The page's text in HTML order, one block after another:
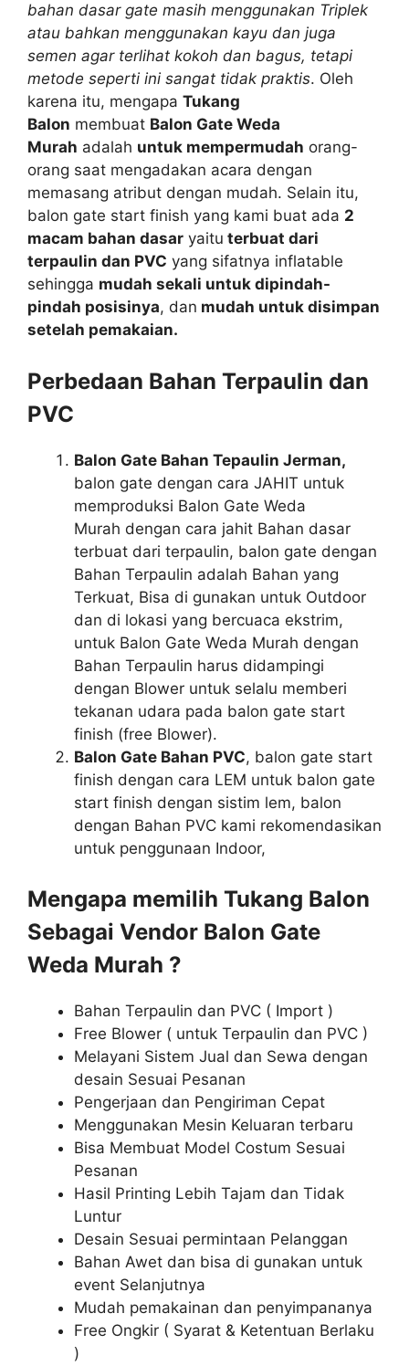
bahan dasar gate masih menggunakan Triplek
atau bahkan menggunakan kayu dan juga
semen agar terlihat kokoh dan bagus, tetapi
metode seperti ini sangat tidak praktis. Oleh
karena itu, mengapa Tukang
Balon membuat Balon Gate Weda
Murah adalah untuk mempermudah orang-
orang saat mengadakan acara dengan
memasang atribut dengan mudah. Selain itu,
balon gate start finish yang kami buat ada 2
macam bahan dasar yaitu terbuat dari
terpaulin dan PVC yang sifatnya inflatable
sehingga mudah sekali untuk dipindah-
pindah posisinya, dan mudah untuk disimpan
setelah pemakaian.
Perbedaan Bahan Terpaulin dan
PVC
Balon Gate Bahan Tepaulin Jerman,
balon gate dengan cara JAHIT untuk
memproduksi Balon Gate Weda
Murah dengan cara jahit Bahan dasar
terbuat dari terpaulin, balon gate dengan
Bahan Terpaulin adalah Bahan yang
Terkuat, Bisa di gunakan untuk Outdoor
dan di lokasi yang bercuaca ekstrim,
untuk Balon Gate Weda Murah dengan
Bahan Terpaulin harus didampingi
dengan Blower untuk selalu memberi
tekanan udara pada balon gate start
finish (free Blower).
Balon Gate Bahan PVC, balon gate start
finish dengan cara LEM untuk balon gate
start finish dengan sistim lem, balon
dengan Bahan PVC kami rekomendasikan
untuk penggunaan Indoor,
Mengapa memilih Tukang Balon
Sebagai Vendor Balon Gate
Weda Murah ?
Bahan Terpaulin dan PVC ( Import )
Free Blower ( untuk Terpaulin dan PVC )
Melayani Sistem Jual dan Sewa dengan
desain Sesuai Pesanan
Pengerjaan dan Pengiriman Cepat
Menggunakan Mesin Keluaran terbaru
Bisa Membuat Model Costum Sesuai
Pesanan
Hasil Printing Lebih Tajam dan Tidak
Luntur
Desain Sesuai permintaan Pelanggan
Bahan Awet dan bisa di gunakan untuk
event Selanjutnya
Mudah pemakainan dan penyimpananya
Free Ongkir ( Syarat & Ketentuan Berlaku
)